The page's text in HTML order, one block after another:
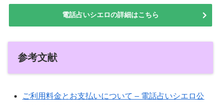
電話占いシエロの詳細はこちら
参考文献
ご利用料金とお支払いについて – 電話占いシエロ公